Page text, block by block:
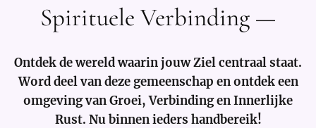
Spirituele Verbinding —
Ontdek de wereld waarin jouw Ziel centraal staat.
Word deel van deze gemeenschap en ontdek een
omgeving van Groei, Verbinding en Innerlijke
Rust. Nu binnen ieders handbereik!